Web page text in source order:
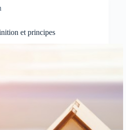
et principes